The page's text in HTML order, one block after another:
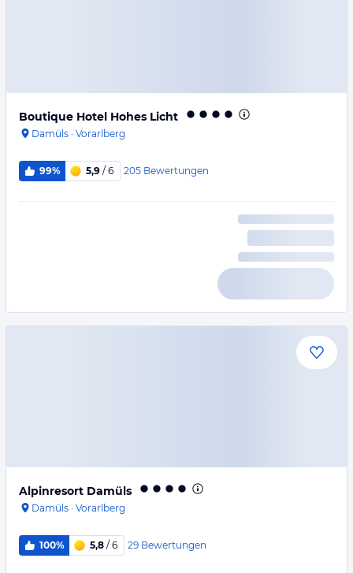
Boutique Hotel Hohes Licht
Damüls · Vorarlberg
99% 5,9 / 6 205 Bewertungen
Alpinresort Damüls
Damüls · Vorarlberg
100% 5,8 / 6 29 Bewertungen